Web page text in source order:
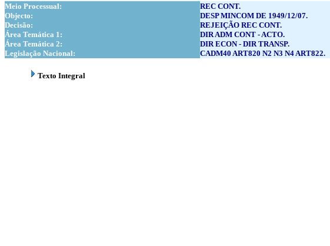
Meio Processual:
REC CONT.
Objecto:
DESP MINCOM DE 1949/12/07.
Decisão:
REJEIÇÃO REC CONT.
Área Temática 1:
DIR ADM CONT - ACTO.
Área Temática 2:
DIR ECON - DIR TRANSP.
Legislação Nacional:
CADM40 ART820 N2 N3 N4 ART822.
Texto Integral